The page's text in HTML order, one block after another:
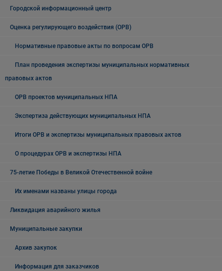
Городской информационный центр
Оценка регулирующего воздействия (ОРВ)
Нормативные правовые акты по вопросам ОРВ
План проведения экспертизы муниципальных нормативных
правовых актов
ОРВ проектов муниципальных НПА
Экспертиза действующих муниципальных НПА
Итоги ОРВ и экспертизы муниципальных правовых актов
О процедурах ОРВ и экспертизы НПА
75-летие Победы в Великой Отечественной войне
Их именами названы улицы города
Ликвидация аварийного жилья
Муниципальные закупки
Архив закупок
Информация для заказчиков